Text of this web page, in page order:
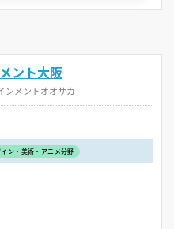
ント大阪
ンメントオオサカ
イン・美術・アニメ分野